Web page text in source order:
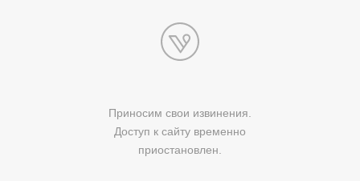
Приносим свои извинения.
Доступ к сайту временно
приостановлен.